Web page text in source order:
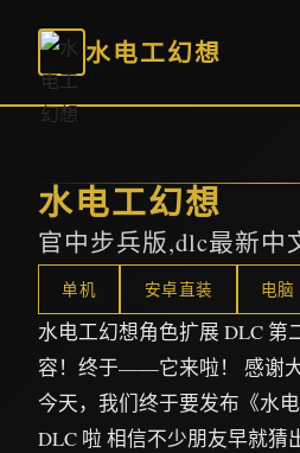
水电工幻想
水电工幻想
官中步兵版,dlc最新中
单机 安卓直装 电脑
水电工幻想角色扩展 DLC 第
容！终于——它来啦！ 感谢大
今天，我们终于要发布《水
DLC 啦 相信不少朋友早就猜